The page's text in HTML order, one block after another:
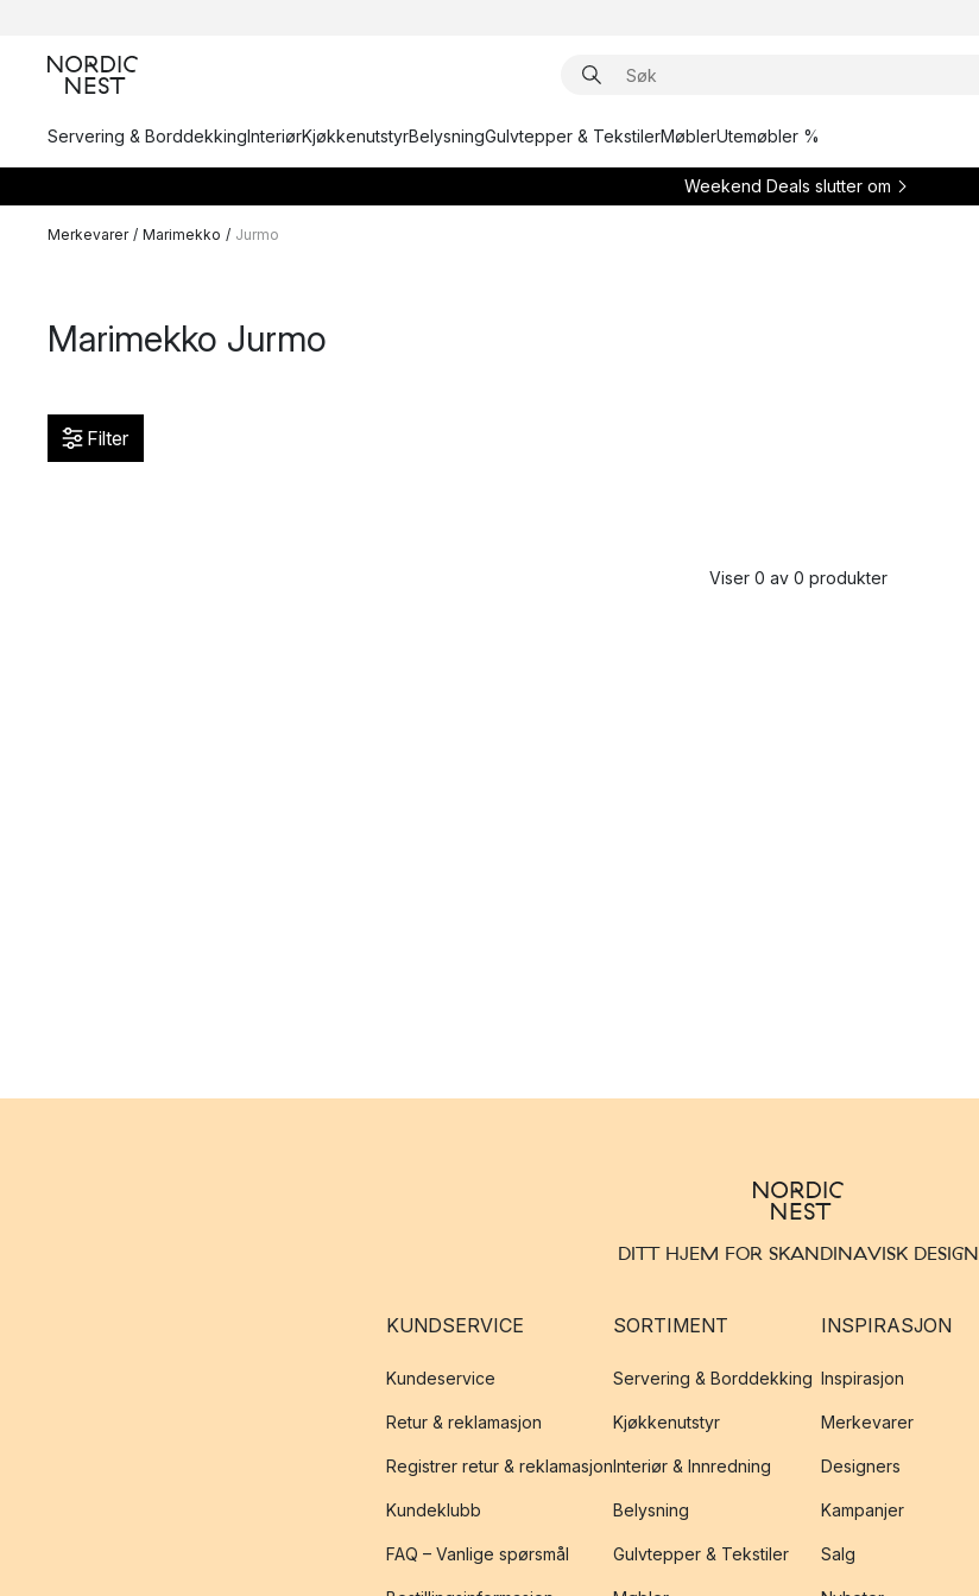
Servering & BorddekkingInteriørKjøkkenutstyrBelysningGulvtepper & TekstilerMøblerUtemøbler %
Weekend Deals slutter om
Merkevarer / Marimekko / Jurmo
Marimekko Jurmo
Filter
Viser 0 av 0 produkter
DITT HJEM FOR SKANDINAVISK DESIGN
KUNDSERVICE
Kundeservice
Retur & reklamasjon
Registrer retur & reklamasjon
Kundeklubb
FAQ – Vanlige spørsmål
SORTIMENT
Servering & Borddekking
Kjøkkenutstyr
Interiør & Innredning
Belysning
Gulvtepper & Tekstiler
INSPIRASJON
Inspirasjon
Merkevarer
Designers
Kampanjer
Salg